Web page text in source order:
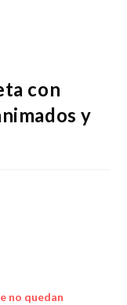
con
y
no quedan